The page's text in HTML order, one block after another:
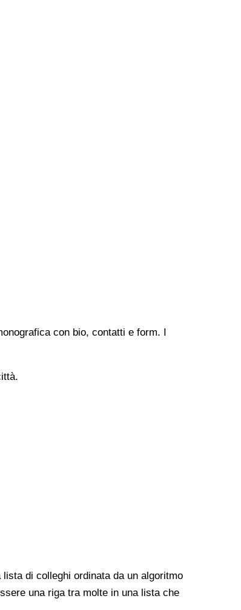
con bio, contatti e form. I
di colleghi ordinata da un algoritmo
una riga tra molte in una lista che